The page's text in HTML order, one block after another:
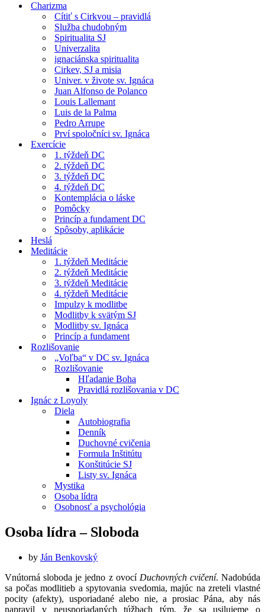
Charizma
Cítiť s Cirkvou – pravidlá
Služba chudobným
Spiritualita SJ
Univerzalita
ignaciánska spiritualita
Cirkev, SJ a misia
Univer. v živote sv. Ignáca
Juan Alfonso de Polanco
Louis Lallemant
Luis de la Palma
Pedro Arrupe
Prví spoločníci sv. Ignáca
Exercície
1. týždeň DC
2. týždeň DC
3. týždeň DC
4. týždeň DC
Kontemplácia o láske
Pomôcky
Princíp a fundament DC
Spôsoby, aplikácie
Heslá
Meditácie
1. týždeň Meditácie
2. týždeň Meditácie
3. týždeň Meditácie
4. týždeň Meditácie
Impulzy k modlitbe
Modlitby k svätým SJ
Modlitby sv. Ignáca
Princíp a fundament
Rozlišovanie
„Voľba“ v DC sv. Ignáca
Rozlišovanie
Hľadanie Boha
Pravidlá rozlišovania v DC
Ignác z Loyoly
Diela
Autobiografia
Denník
Duchovné cvičenia
Formula Inštitútu
Konštitúcie SJ
Listy sv. Ignáca
Mystika
Osoba lídra
Osobnosť a psychológia
Osoba lídra – Sloboda
by Ján Benkovský
Vnútorná sloboda je jedno z ovocí Duchovných cvičení. Nadobúda
sa počas modlitieb a spytovania svedomia, majúc na zreteli vlastné
pocity (afekty), usporiadané alebo nie, a prosiac Pána, aby nás
napravil v neusporiadaných túžbach tým, že sa usilujeme o